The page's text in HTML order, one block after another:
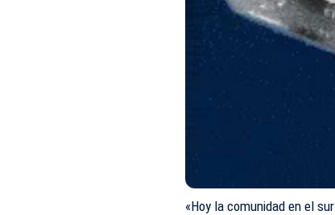
«Hoy la comunidad en el